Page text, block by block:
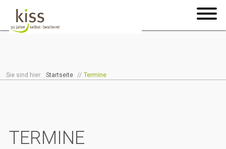
Sie sind hier: Startseite // Termine
TERMINE